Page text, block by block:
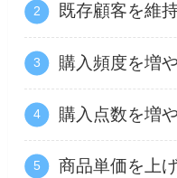
既存顧客を維
購入頻度を増
購入点数を増
商品単価を上